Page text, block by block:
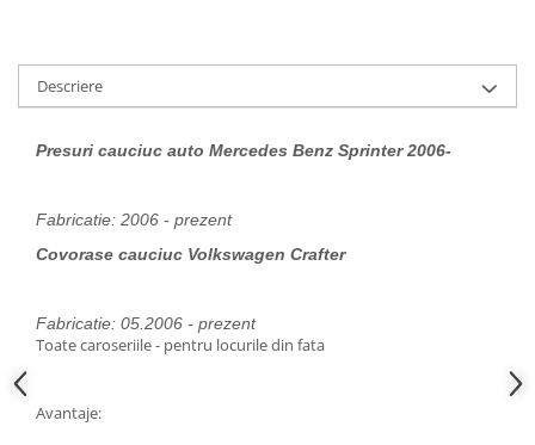
Descriere
Presuri cauciuc auto Mercedes Benz Sprinter 2006-
Fabricatie: 2006 - prezent
Covorase cauciuc Volkswagen Crafter
Fabricatie: 05.2006 - prezent
Toate caroseriile - pentru locurile din fata
Avantaje: